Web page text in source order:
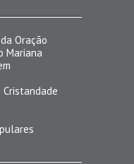
Oração
Mariana